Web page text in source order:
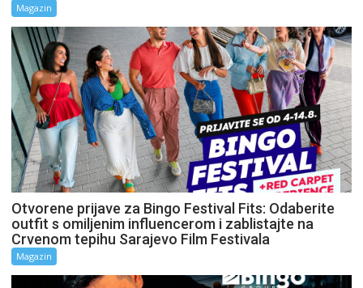
Magazin
Otvorene prijave za Bingo Festival Fits: Odaberite
outfit s omiljenim influencerom i zablistajte na
Crvenom tepihu Sarajevo Film Festivala
Magazin